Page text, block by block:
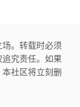
。转载时必须
究责任。如果
社区将立刻删